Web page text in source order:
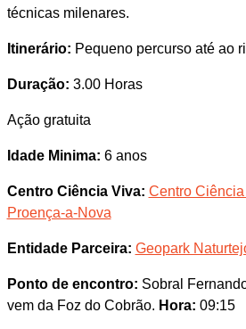
técnicas milenares.
Itinerário: Pequeno percurso até ao
Duração: 3.00 Horas
Ação gratuita
Idade Minima: 6 anos
Centro Ciência Viva: Centro
Proença-a-Nova
Entidade Parceira: Geopark
Ponto de encontro: Sobral
vem da Foz do Cobrão. Hora: 09:15